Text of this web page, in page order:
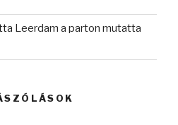
Leerdam a parton mutatta